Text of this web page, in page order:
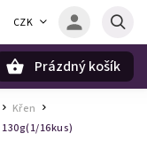
CZK
Prázdný košík
Křen
16kus)